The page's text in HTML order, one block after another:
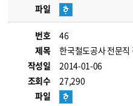
파일
번호
46
제목
한국철도공사 전문직
작성일
2014-01-06
조회수
27,290
파일